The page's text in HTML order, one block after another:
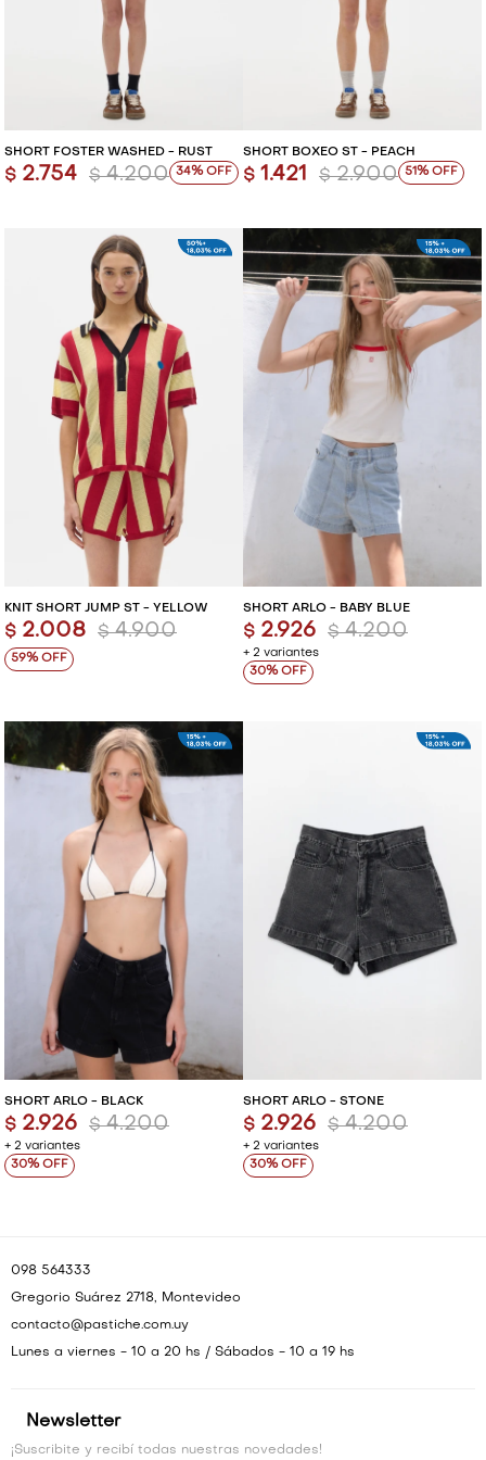
SHORT FOSTER WASHED - RUST
$ 2.754 $ 4.200 34
SHORT BOXEO ST - PEACH
$ 1.421 $ 2.900 51
KNIT SHORT JUMP ST - YELLOW
$ 2.008 $ 4.900
59
SHORT ARLO - BABY BLUE
+ 2 variantes
$ 2.926 $ 4.200
30
SHORT ARLO - BLACK
+ 2 variantes
$ 2.926 $ 4.200
30
SHORT ARLO - STONE
+ 2 variantes
$ 2.926 $ 4.200
30
Newsletter
¡Suscribite y recibí todas nuestras novedades!
098 564333
Gregorio Suárez 2718, Montevideo
contacto@pastiche.com.uy
Lunes a viernes - 10 a 20 hs / Sábados - 10 a 19 hs
VESTIDOS Y MONOS
CAMISAS Y BLUSAS
SHORTS Y FALDAS
VESTIDOS Y MONOS
CAMISAS Y BLUSAS
SHORTS Y FALDAS